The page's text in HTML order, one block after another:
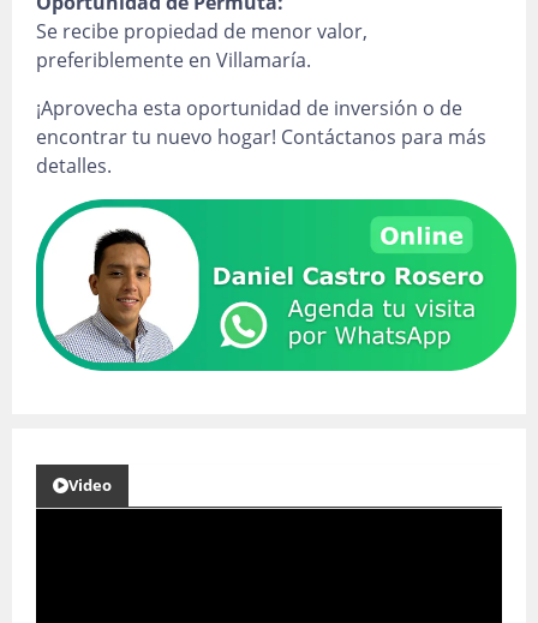
Se recibe propiedad de menor valor,
preferiblemente en Villamaría.
¡Aprovecha esta oportunidad de inversión o de
encontrar tu nuevo hogar! Contáctanos para más
detalles.
Video